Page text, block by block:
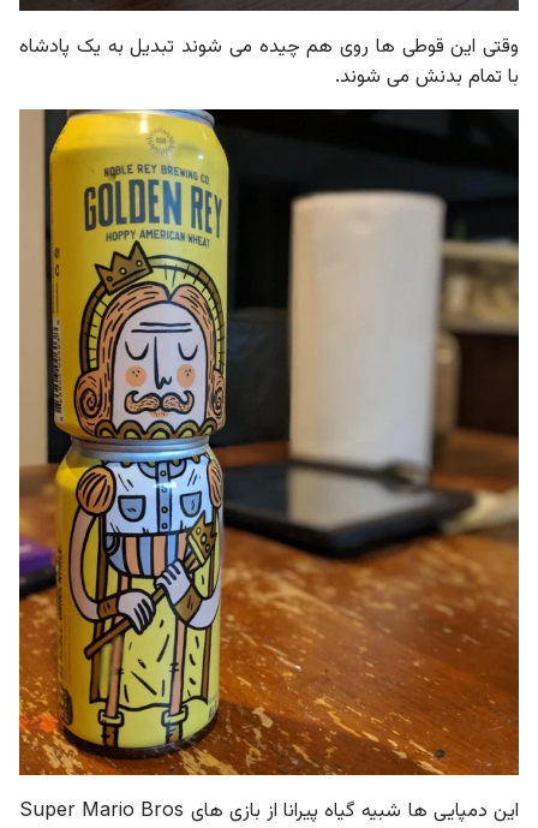
وقتی این قوطی ها روی هم چیده می شوند تبدیل به یک پادشاه
با تمام بدنش می شوند.
این دمپایی ها شبیه گیاه پیرانا از بازی های Super Mario Bros